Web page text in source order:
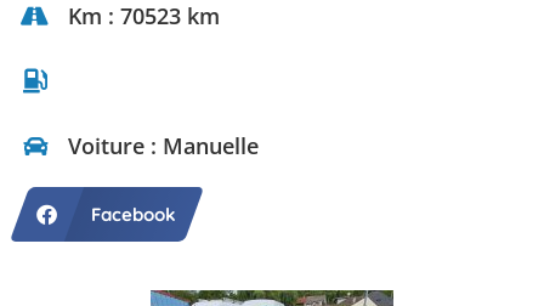
Km : 70523 km
Voiture : Manuelle
Facebook